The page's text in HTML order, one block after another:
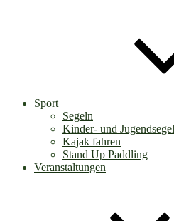
Sport
Segeln
Kinder- und
Kajak fahren
Stand Up Paddling
Veranstaltungen